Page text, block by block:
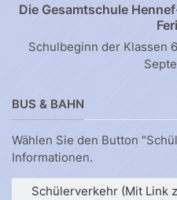
Die Gesamtschule
Schulbeginn der Klassen
BUS & BAHN
Wählen Sie den Button
Informationen.
Schülerverkehr (Mit Link